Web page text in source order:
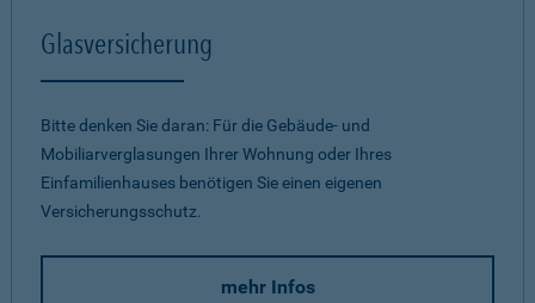
Glasversicherung
Bitte denken Sie daran: Für die Gebäude- und
Mobiliarverglasungen Ihrer Wohnung oder Ihres
Einfamilienhauses benötigen Sie einen eigenen
Versicherungsschutz.
mehr Infos